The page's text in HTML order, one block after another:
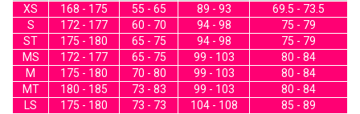
XS
168 - 175 55 - 65 89 - 93
69.5 - 73.5
S
172 - 177 60 - 70 94 - 98
75 - 79
ST
175 - 180 65 - 75 94 - 98
75 - 79
MS
172 - 177 65 - 75 99 - 103
80 - 84
M
175 - 180 70 - 80 99 - 103
80 - 84
MT
180 - 185 73 - 83 99 - 103
80 - 84
LS
175 - 180 73 - 73 104 - 108
85 - 89